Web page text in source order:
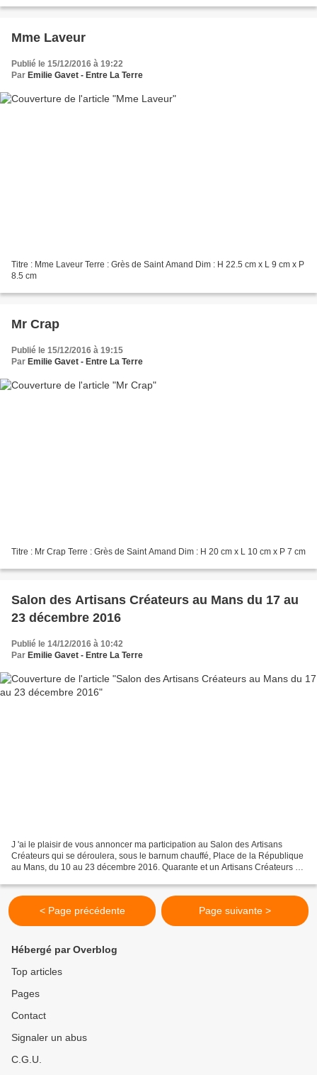
Mme Laveur
Publié le 15/12/2016 à 19:22
Par Emilie Gavet - Entre La Terre
Titre : Mme Laveur Terre : Grès de Saint Amand Dim : H 22.5 cm x L 9 cm x P
8.5 cm
Mr Crap
Publié le 15/12/2016 à 19:15
Par Emilie Gavet - Entre La Terre
Titre : Mr Crap Terre : Grès de Saint Amand Dim : H 20 cm x L 10 cm x P 7 cm
Salon des Artisans Créateurs au Mans du 17 au
23 décembre 2016
Publié le 14/12/2016 à 10:42
Par Emilie Gavet - Entre La Terre
J 'ai le plaisir de vous annoncer ma participation au Salon des Artisans
Créateurs qui se déroulera, sous le barnum chauffé, Place de la République
au Mans, du 10 au 23 décembre 2016. Quarante et un Artisans Créateurs y
< Page précédente Page suivante >
Hébergé par Overblog
Top articles
Pages
Contact
Signaler un abus
C.G.U.